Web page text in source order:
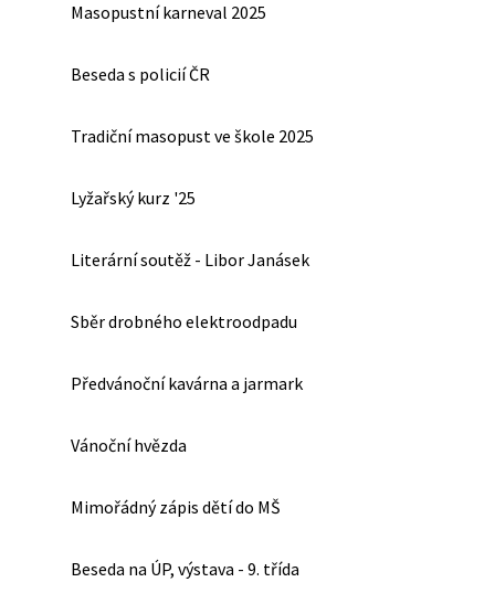
Masopustní karneval 2025
Beseda s policií ČR
Tradiční masopust ve škole 2025
Lyžařský kurz '25
Literární soutěž - Libor Janásek
Sběr drobného elektroodpadu
Předvánoční kavárna a jarmark
Vánoční hvězda
Mimořádný zápis dětí do MŠ
Beseda na ÚP, výstava - 9. třída